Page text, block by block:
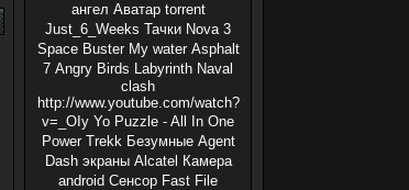
ангел Аватар torrent
Just_6_Weeks Тачки Nova 3
Space Buster My water Asphalt
7 Angry Birds Labyrinth Naval
clash
http://www.youtube.com/watch?
v=_OIy Yo Puzzle - All In One
Power Trekk Безумные Agent
Dash экраны Alcatel Камера
android Сенсор Fast File